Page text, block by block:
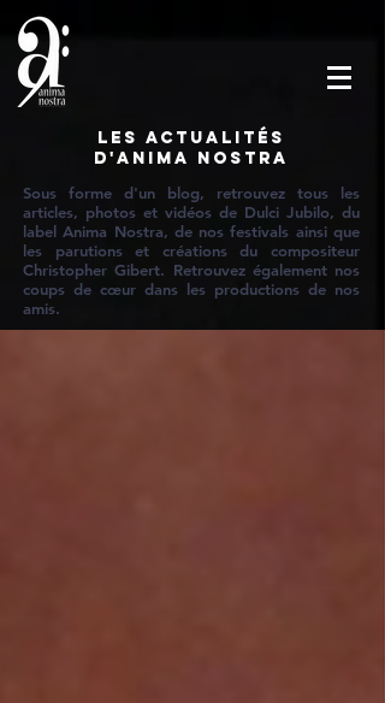
Les actualités
d'Anima Nostra
Sous forme d'un blog, retrouvez tous les
articles, photos et vidéos de Dulci Jubilo, du
label Anima Nostra, de nos festivals ainsi que
les parutions et créations du compositeur
Christopher Gibert. Retrouvez également nos
coups de cœur dans les productions de nos
amis.